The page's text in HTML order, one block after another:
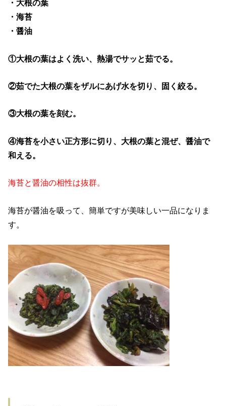
・大根の葉
・海苔
・醤油
①大根の葉はよく洗い、熱湯でサッと茹でる。
②茹でた大根の葉をザルにあげ水を切り、固く絞る。
③大根の葉を刻む。
④海苔を小さい正方形に切り、大根の葉と混ぜ、醤油で
和える。
海苔と醤油の相性は抜群。
海苔が醤油を吸って、簡単ですが美味しい一品になりま
す。